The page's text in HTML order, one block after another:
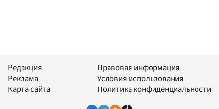
Редакция
Реклама
Карта сайта
Правовая информация
Условия использования
Политика конфиденциальности